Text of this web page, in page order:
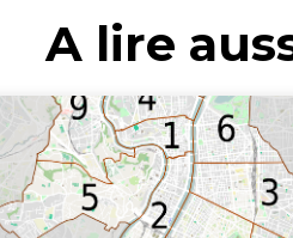
A lire